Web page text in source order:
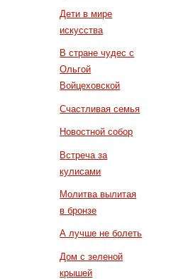
Дети в мире
искусства
В стране чудес с
Ольгой
Войцеховской
Счастливая семья
Новостной собор
Встреча за
кулисами
Молитва вылитая
в бронзе
А лучше не болеть
Дом с зеленой
крышей